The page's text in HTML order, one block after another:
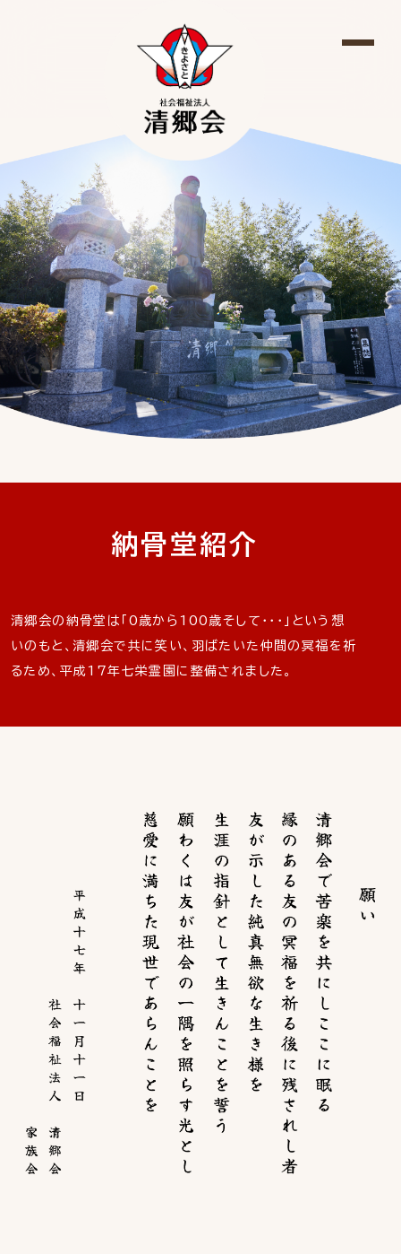
納骨堂紹介
清郷会の納骨堂は「0歳から100歳そして・・・」という想
いのもと、清郷会で共に笑い、羽ばたいた仲間の冥福を祈
るため、平成17年七栄霊園に整備されました。